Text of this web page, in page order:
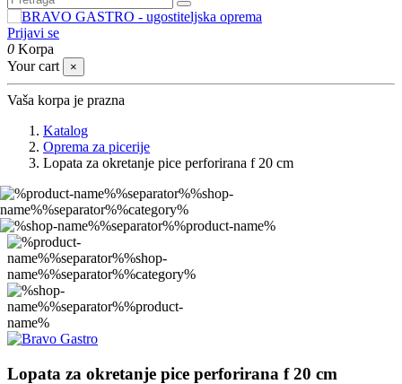
Prijavi se
0 Korpa
Your cart
×
Vaša korpa je prazna
Katalog
Oprema za picerije
Lopata za okretanje pice perforirana f 20 cm
Lopata za okretanje pice perforirana f 20 cm